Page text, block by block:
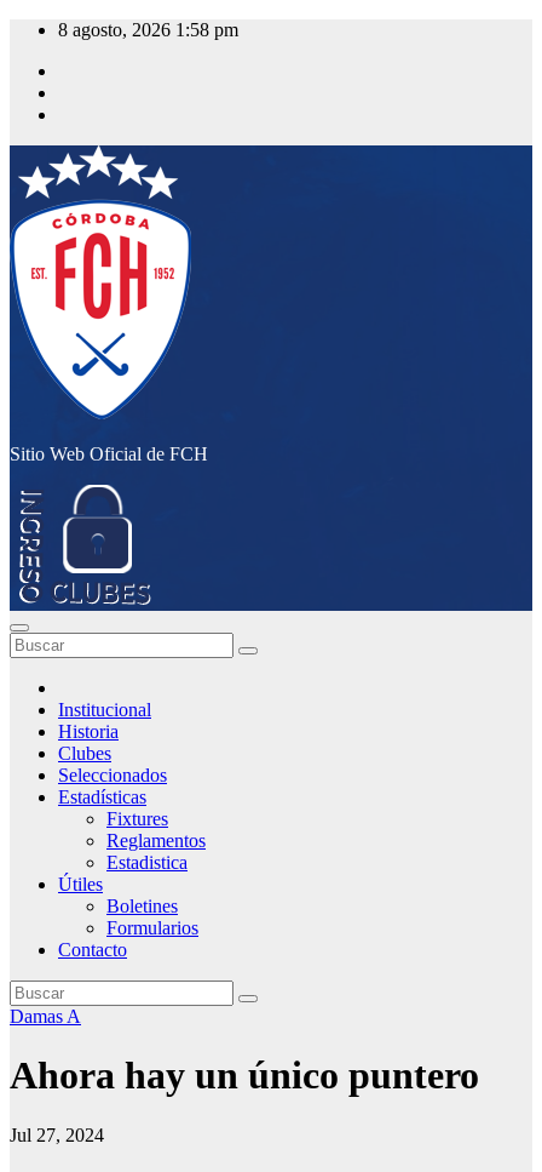
Saltar
contenido
8 agosto, 2026 1:58 pm
Sitio Web Oficial de FCH
Institucional
Historia
Clubes
Seleccionados
Estadísticas
Fixtures
Reglamentos
Estadistica
Útiles
Boletines
Formularios
Contacto
Damas A
Ahora hay un único puntero
Jul 27, 2024